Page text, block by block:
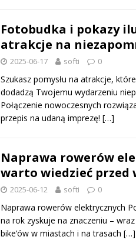
Fotobudka i pokazy
atrakcje na
2025-06-17 softi 0
Szukasz pomysłu na atrakcje,
dodadzą Twojemu wydarzeniu
Połączenie nowoczesnych
przepis na udaną imprezę! […]
Naprawa rowerów
warto wiedzieć przed
2025-06-12 softi 0
Naprawa rowerów elektrycznych
na rok zyskuje na znaczeniu –
bike’ów w miastach i na trasach […]